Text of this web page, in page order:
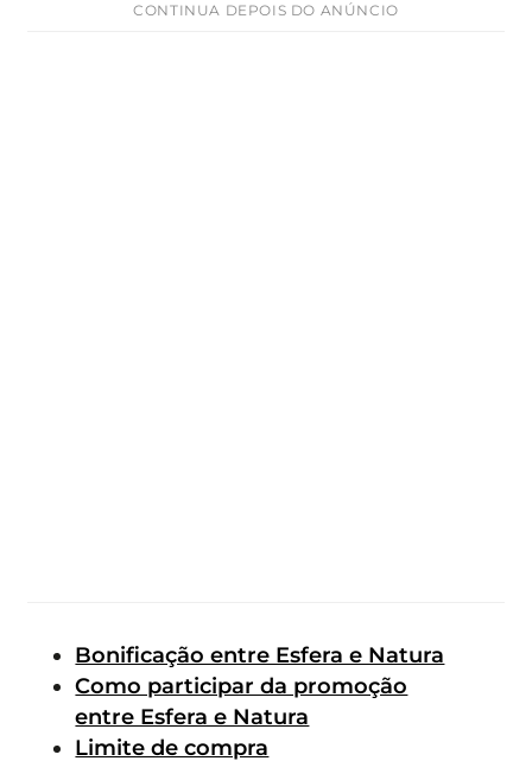
CONTINUA DEPOIS DO ANÚNCIO
Bonificação entre Esfera e Natura
Como participar da promoção
entre Esfera e Natura
Limite de compra